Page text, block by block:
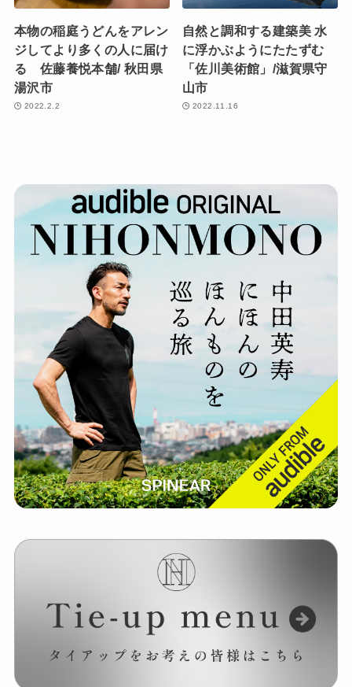
本物の稲庭うどんをアレン
ジしてより多くの人に届け
る 佐藤養悦本舗/ 秋田県
湯沢市
2022.2.2
自然と調和する建築美 水
に浮かぶようにたたずむ
「佐川美術館」/滋賀県守
山市
2022.11.16